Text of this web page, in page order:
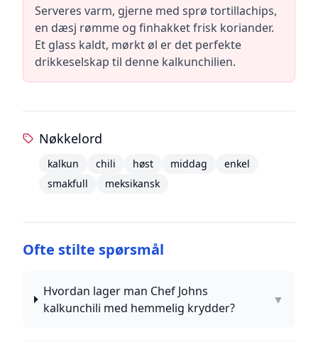
Serveres varm, gjerne med sprø tortillachips,
en dæsj rømme og finhakket frisk koriander.
Et glass kaldt, mørkt øl er det perfekte
drikkeselskap til denne kalkunchilien.
Nøkkelord
kalkun chili høst middag
enkel
smakfull
meksikansk
Ofte stilte spørsmål
Hvordan lager man Chef Johns
kalkunchili med hemmelig krydder?
▼